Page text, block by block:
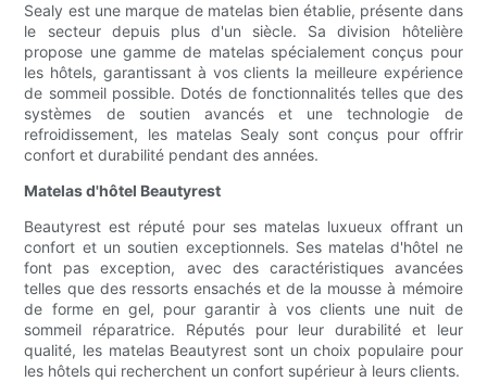
Sealy est une marque de matelas bien établie, présente dans
le secteur depuis plus d'un siècle. Sa division hôtelière
propose une gamme de matelas spécialement conçus pour
les hôtels, garantissant à vos clients la meilleure expérience
de sommeil possible. Dotés de fonctionnalités telles que des
systèmes de soutien avancés et une technologie de
refroidissement, les matelas Sealy sont conçus pour offrir
confort et durabilité pendant des années.
Matelas d'hôtel Beautyrest
Beautyrest est réputé pour ses matelas luxueux offrant un
confort et un soutien exceptionnels. Ses matelas d'hôtel ne
font pas exception, avec des caractéristiques avancées
telles que des ressorts ensachés et de la mousse à mémoire
de forme en gel, pour garantir à vos clients une nuit de
sommeil réparatrice. Réputés pour leur durabilité et leur
qualité, les matelas Beautyrest sont un choix populaire pour
les hôtels qui recherchent un confort supérieur à leurs clients.